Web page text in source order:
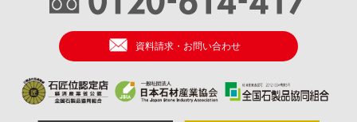
資料請求・お問い合わせ